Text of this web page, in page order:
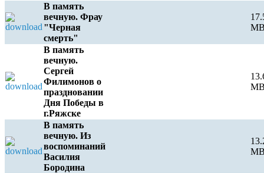
В память
вечную. Фрау
"Черная
смерть"
В память
вечную.
Сергей
Филимонов о
праздновании
Дня Победы в
г.Ряжске
В память
вечную. Из
воспоминаний
Василия
Бородина